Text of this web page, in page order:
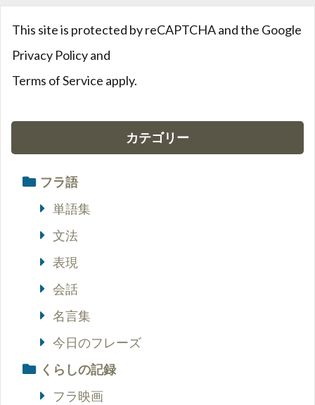
This site is protected by reCAPTCHA and the Google
Privacy Policyand
Terms of Service apply.
カテゴリー
フラ語
単語集
文法
表現
会話
名言集
今日のフレーズ
くらしの記録
フラ映画